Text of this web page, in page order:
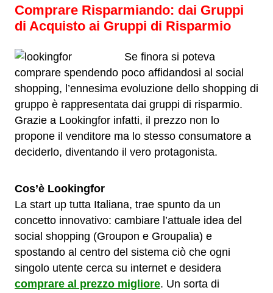
Comprare Risparmiando: dai Gruppi
di Acquisto ai Gruppi di Risparmio
Se finora si poteva
comprare spendendo poco affidandosi al social
shopping, l’ennesima evoluzione dello shopping di
gruppo è rappresentata dai gruppi di risparmio.
Grazie a Lookingfor infatti, il prezzo non lo
propone il venditore ma lo stesso consumatore a
deciderlo, diventando il vero protagonista.
Cos’è Lookingfor
La start up tutta Italiana, trae spunto da un
concetto innovativo: cambiare l’attuale idea del
social shopping (Groupon e Groupalia) e
spostando al centro del sistema ciò che ogni
singolo utente cerca su internet e desidera
comprare al prezzo migliore. Un sorta di